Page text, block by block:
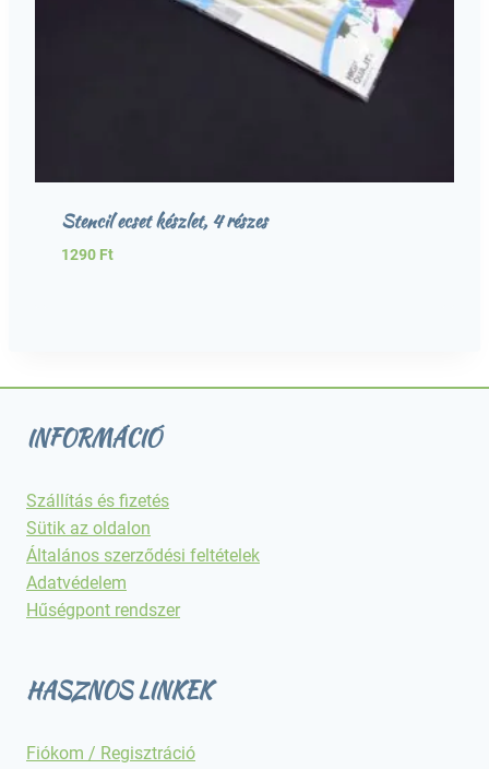
Stencil ecset készlet, 4 részes
1290 Ft
INFORMÁCIÓ
Szállítás és fizetés
Sütik az oldalon
Általános szerződési feltételek
Adatvédelem
Hűségpont rendszer
HASZNOS LINKEK
Fiókom / Regisztráció